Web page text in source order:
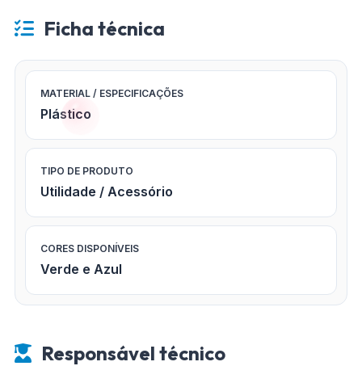
Ficha técnica
MATERIAL / ESPECIFICAÇÕES
Plástico
TIPO DE PRODUTO
Utilidade / Acessório
CORES DISPONÍVEIS
Verde e Azul
Responsável técnico